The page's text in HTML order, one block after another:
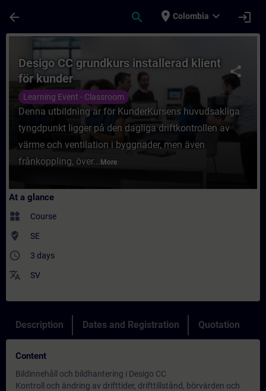
arrow_back search place Colombia expand_more login
Course - Desigo CC grundkurs
share
Desigo CC grundkurs installerad klient
för kunder
Learning Event - Classroom
Denna utbildning är för KunderKursens huvudsakliga
tyngdpunkt ligger på den dagliga driftkontrollen av
värme och ventilation i byggnader, men även
frånkoppling, över... More
At a glance
widgets Course
where_to_vote SE
access_time 3 days
translate SV
Description Dates and Registration Quotation
Content
Bildinnehåll och bildhantering i Desigo CC
Kontroll och ändring av drifttider, drifttillstånd, börvärden och